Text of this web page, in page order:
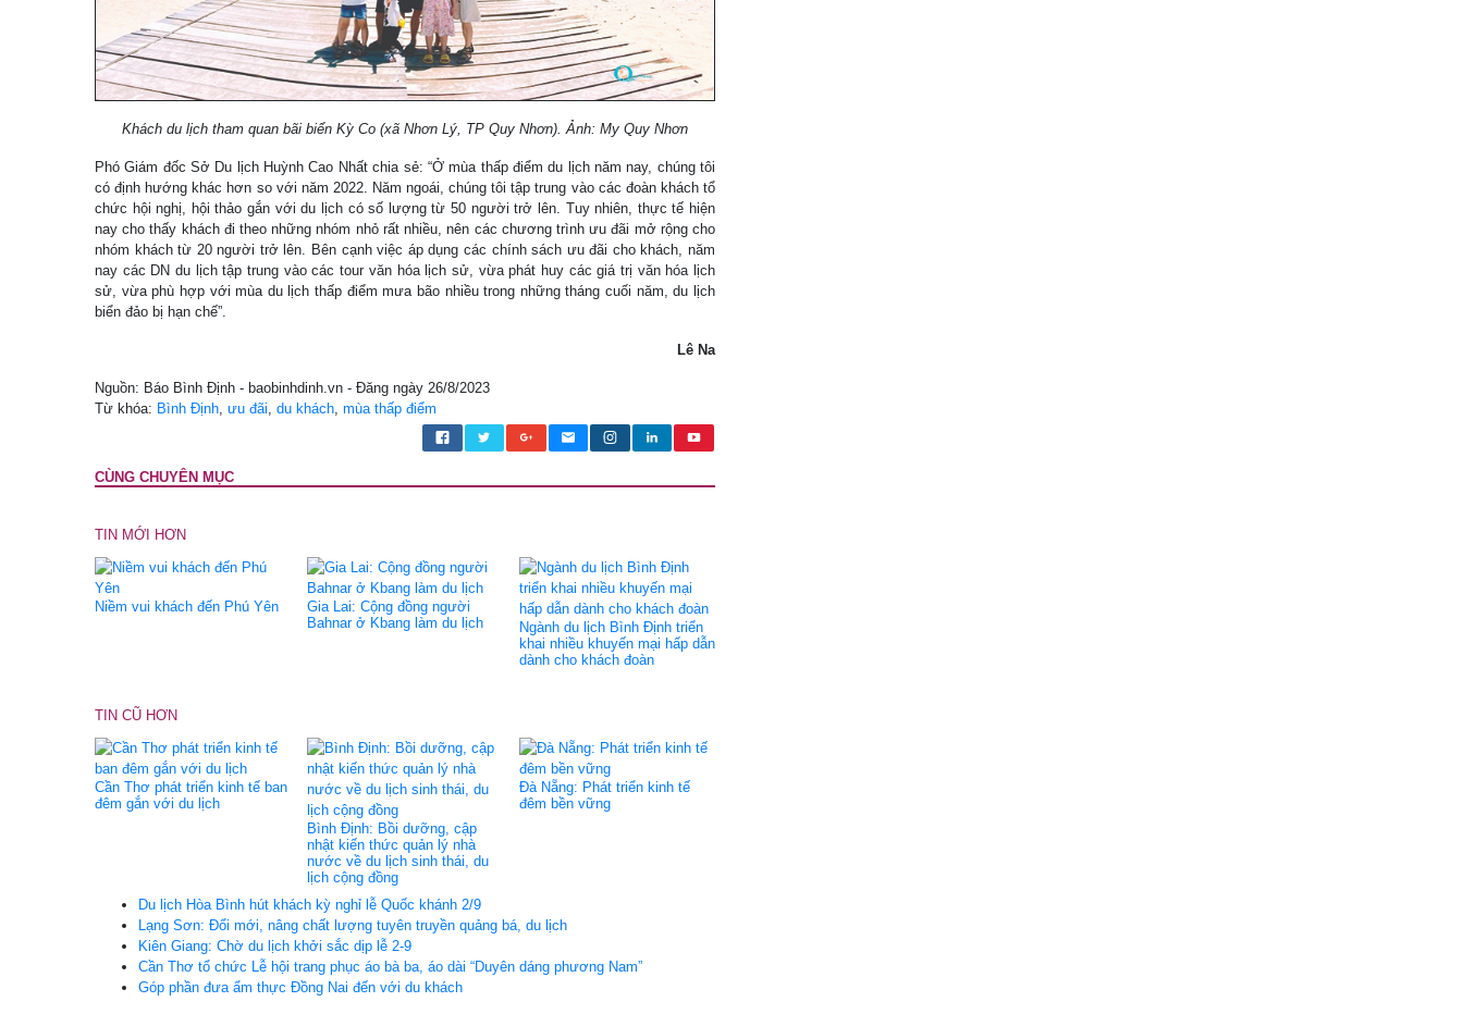
Khách du lịch tham quan bãi biển Kỳ Co (xã Nhơn Lý, TP Quy Nhơn). Ảnh: My Quy Nhơn
Phó Giám đốc Sở Du lịch Huỳnh Cao Nhất chia sẻ: “Ở mùa thấp điểm du lịch năm nay, chúng tôi
có định hướng khác hơn so với năm 2022. Năm ngoái, chúng tôi tập trung vào các đoàn khách tổ
chức hội nghị, hội thảo gắn với du lịch có số lượng từ 50 người trở lên. Tuy nhiên, thực tế hiện
nay cho thấy khách đi theo những nhóm nhỏ rất nhiều, nên các chương trình ưu đãi mở rộng cho
nhóm khách từ 20 người trở lên. Bên cạnh việc áp dụng các chính sách ưu đãi cho khách, năm
nay các DN du lịch tập trung vào các tour văn hóa lịch sử, vừa phát huy các giá trị văn hóa lịch
sử, vừa phù hợp với mùa du lịch thấp điểm mưa bão nhiều trong những tháng cuối năm, du lịch
biển đảo bị hạn chế”.
Lê Na
Nguồn: Báo Bình Định - baobinhdinh.vn - Đăng ngày 26/8/2023
Từ khóa: Bình Định, ưu đãi, du khách, mùa thấp điểm
CÙNG CHUYÊN MỤC
TIN MỚI HƠN
Niềm vui khách đến Phú Yên
Gia Lai: Cộng đồng người
Bahnar ở Kbang làm du lịch
Ngành du lịch Bình Định triển
khai nhiều khuyến mại hấp dẫn
dành cho khách đoàn
TIN CŨ HƠN
Cần Thơ phát triển kinh tế ban
đêm gắn với du lịch
Bình Định: Bồi dưỡng, cập
nhật kiến thức quản lý nhà
nước về du lịch sinh thái, du
lịch cộng đồng
Đà Nẵng: Phát triển kinh tế
đêm bền vững
Du lịch Hòa Bình hút khách kỳ nghỉ lễ Quốc khánh 2/9
Lạng Sơn: Đổi mới, nâng chất lượng tuyên truyền quảng bá, du lịch
Kiên Giang: Chờ du lịch khởi sắc dịp lễ 2-9
Cần Thơ tổ chức Lễ hội trang phục áo bà ba, áo dài “Duyên dáng phương Nam”
Góp phần đưa ẩm thực Đồng Nai đến với du khách